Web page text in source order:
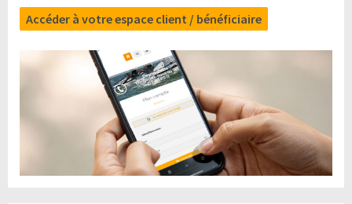
Accéder à votre espace client / bénéficiaire